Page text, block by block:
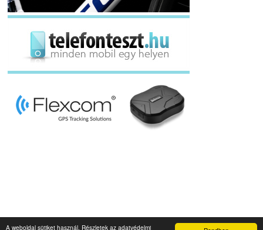
A weboldal sütiket használ. Részletek az adatvédelmi